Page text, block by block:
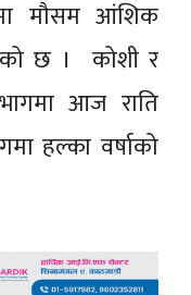
मौसम आंशिक
छ । कोशी र
आज राति
हल्का वर्षाको